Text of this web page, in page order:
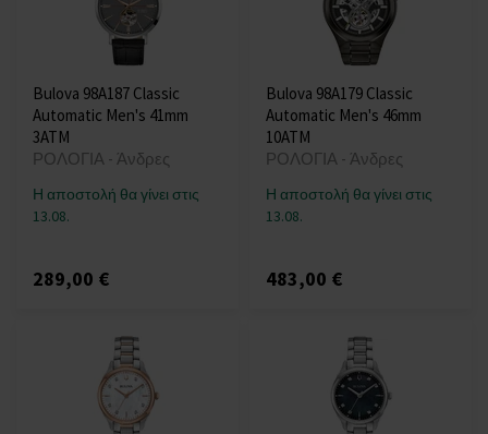
Bulova 98A187 Classic
Automatic Men's 41mm
3ATM
ΡΟΛΟΓΙΑ - Άνδρες
Η αποστολή θα γίνει στις
13.08.
289,00 €
Bulova 98A179 Classic
Automatic Men's 46mm
10ATM
ΡΟΛΟΓΙΑ - Άνδρες
Η αποστολή θα γίνει στις
13.08.
483,00 €